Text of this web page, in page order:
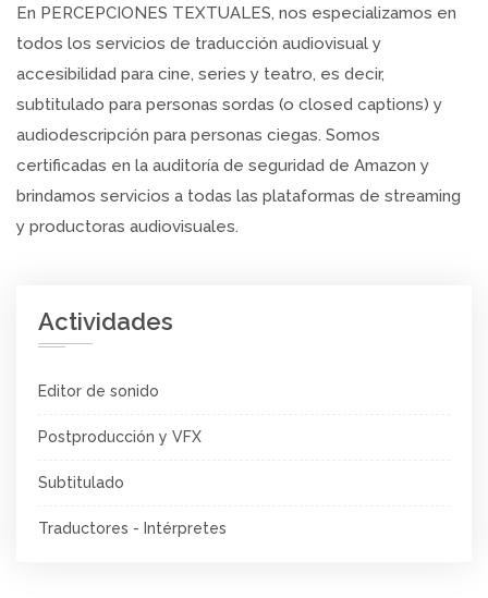
En PERCEPCIONES TEXTUALES, nos especializamos en
todos los servicios de traducción audiovisual y
accesibilidad para cine, series y teatro, es decir,
subtitulado para personas sordas (o closed captions) y
audiodescripción para personas ciegas. Somos
certificadas en la auditoría de seguridad de Amazon y
brindamos servicios a todas las plataformas de streaming
y productoras audiovisuales.
Actividades
Editor de sonido
Postproducción y VFX
Subtitulado
Traductores - Intérpretes